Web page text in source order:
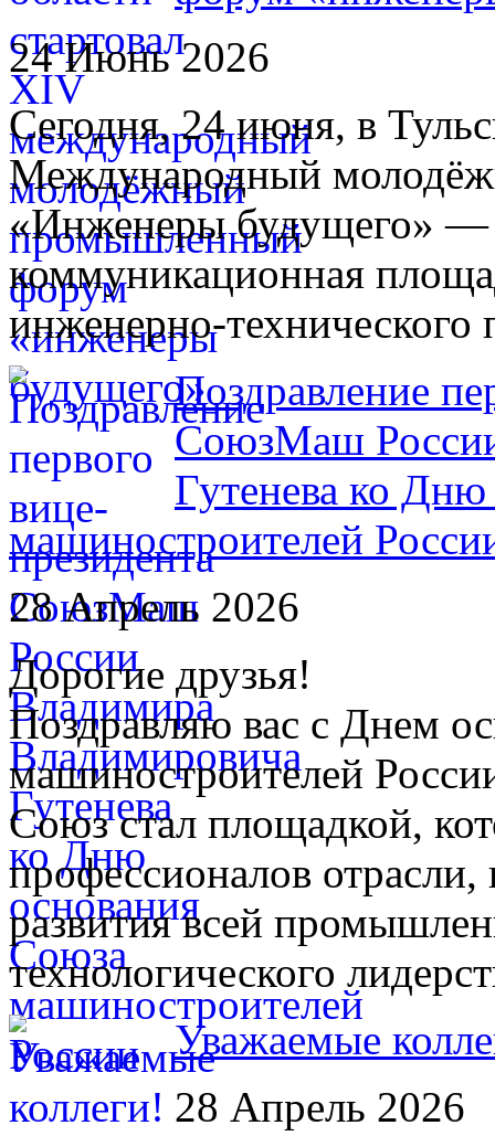
24 Июнь 2026
Сегодня, 24 июня, в
Международный
«Инженеры будущего» —
коммуникационная
инженерно-технического
Поздравление
СоюзМаш
Гутенева ко
машиностроителей
28 Апрель 2026
Дорогие друзья!
Поздравляю вас с Днем
машиностроителей
Союз стал площадкой,
профессионалов
развития всей
технологического
Уважаемые
28 Апрель 2026